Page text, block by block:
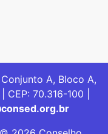
A, Bloco A,
70.316-100 |